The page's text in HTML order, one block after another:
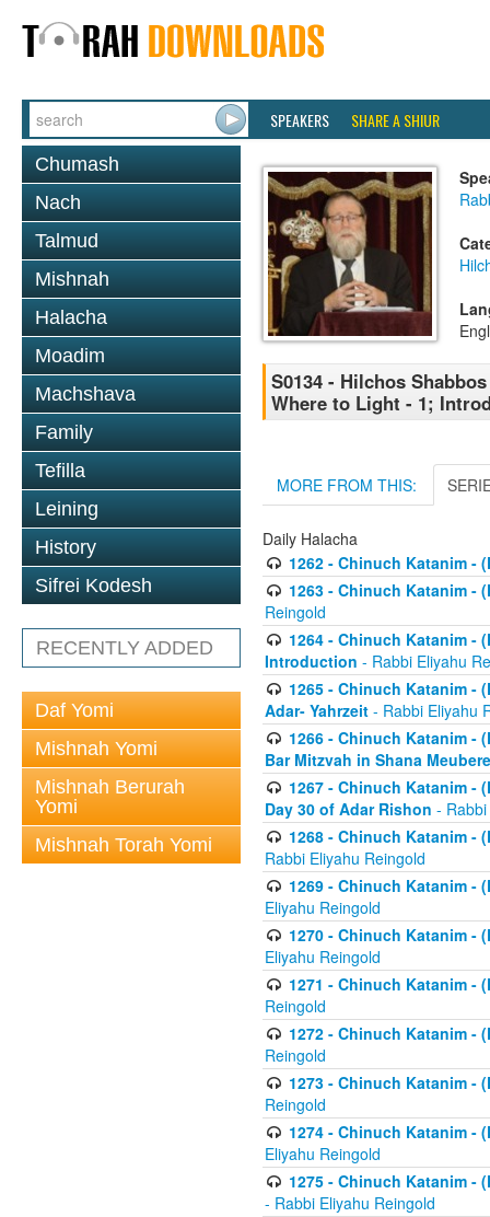
SPEAKERS SHARE A SHIUR
Chumash
Nach
Talmud
Mishnah
Halacha
Moadim
Machshava
Family
Tefilla
Leining
History
Sifrei Kodesh
RECENTLY ADDED
Daf Yomi
Mishnah Yomi
Mishnah Berurah
Yomi
Mishnah Torah Yomi
S0134 - Hilchos
Where to Light - 1;
MORE FROM THIS:
Daily Halacha
1262 - Chinuch Katanim -
1263 - Chinuch Katanim -
Reingold
1264 - Chinuch Katanim -
Introduction - Rabbi Eliyahu
1265 - Chinuch Katanim -
Adar- Yahrzeit - Rabbi Eliyahu
1266 - Chinuch Katanim -
Bar Mitzvah in Shana
1267 - Chinuch Katanim -
Day 30 of Adar Rishon -
1268 - Chinuch Katanim -
Rabbi Eliyahu Reingold
1269 - Chinuch Katanim -
Eliyahu Reingold
1270 - Chinuch Katanim -
Eliyahu Reingold
1271 - Chinuch Katanim -
Reingold
1272 - Chinuch Katanim -
Reingold
1273 - Chinuch Katanim -
Reingold
1274 - Chinuch Katanim -
Eliyahu Reingold
1275 - Chinuch Katanim -
- Rabbi Eliyahu Reingold